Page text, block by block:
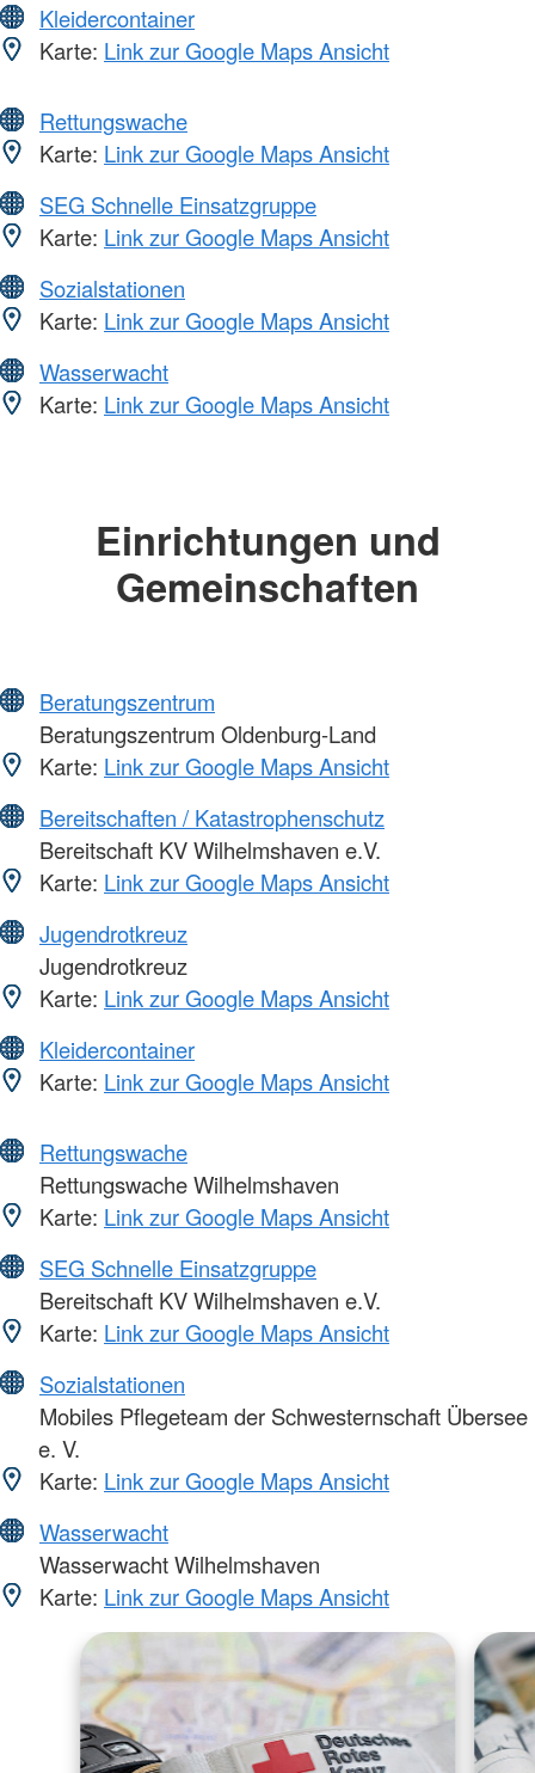
Kleidercontainer
Karte: Link zur Google Maps Ansicht
Rettungswache
Karte: Link zur Google Maps Ansicht
SEG Schnelle Einsatzgruppe
Karte: Link zur Google Maps Ansicht
Sozialstationen
Karte: Link zur Google Maps Ansicht
Wasserwacht
Karte: Link zur Google Maps Ansicht
Einrichtungen und
Gemeinschaften
Beratungszentrum
Beratungszentrum Oldenburg-Land
Karte: Link zur Google Maps Ansicht
Bereitschaften / Katastrophenschutz
Bereitschaft KV Wilhelmshaven e.V.
Karte: Link zur Google Maps Ansicht
Jugendrotkreuz
Jugendrotkreuz
Karte: Link zur Google Maps Ansicht
Kleidercontainer
Karte: Link zur Google Maps Ansicht
Rettungswache
Rettungswache Wilhelmshaven
Karte: Link zur Google Maps Ansicht
SEG Schnelle Einsatzgruppe
Bereitschaft KV Wilhelmshaven e.V.
Karte: Link zur Google Maps Ansicht
Sozialstationen
Mobiles Pflegeteam der Schwesternschaft Übersee
e. V.
Karte: Link zur Google Maps Ansicht
Wasserwacht
Wasserwacht Wilhelmshaven
Karte: Link zur Google Maps Ansicht